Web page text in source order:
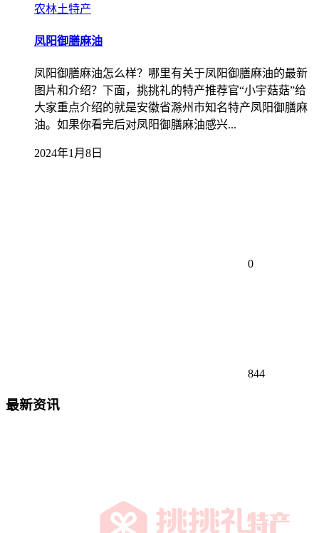
农林土特产
凤阳御膳麻油
凤阳御膳麻油怎么样？哪里有关于凤阳御膳麻油的最新
图片和介绍？下面，挑挑礼的特产推荐官“小宇菇菇”给
大家重点介绍的就是安徽省滁州市知名特产凤阳御膳麻
油。如果你看完后对凤阳御膳麻油感兴...
2024年1月8日
0
844
最新资讯